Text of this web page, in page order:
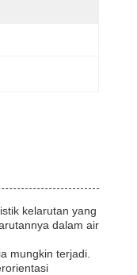
kelarutan yang
dalam air
mungkin terjadi.